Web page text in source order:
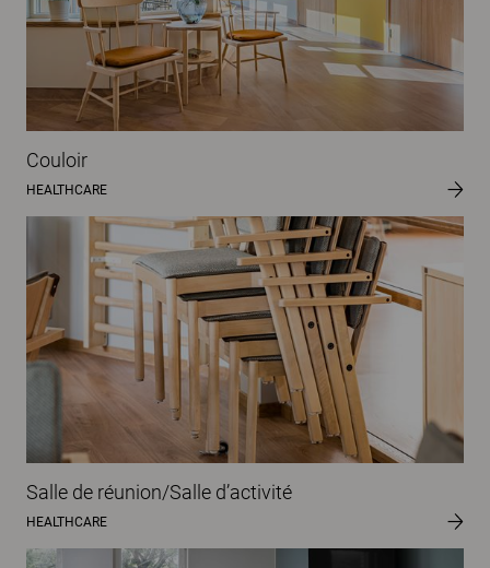
Couloir
HEALTHCARE
Salle de réunion/Salle d’activité
HEALTHCARE